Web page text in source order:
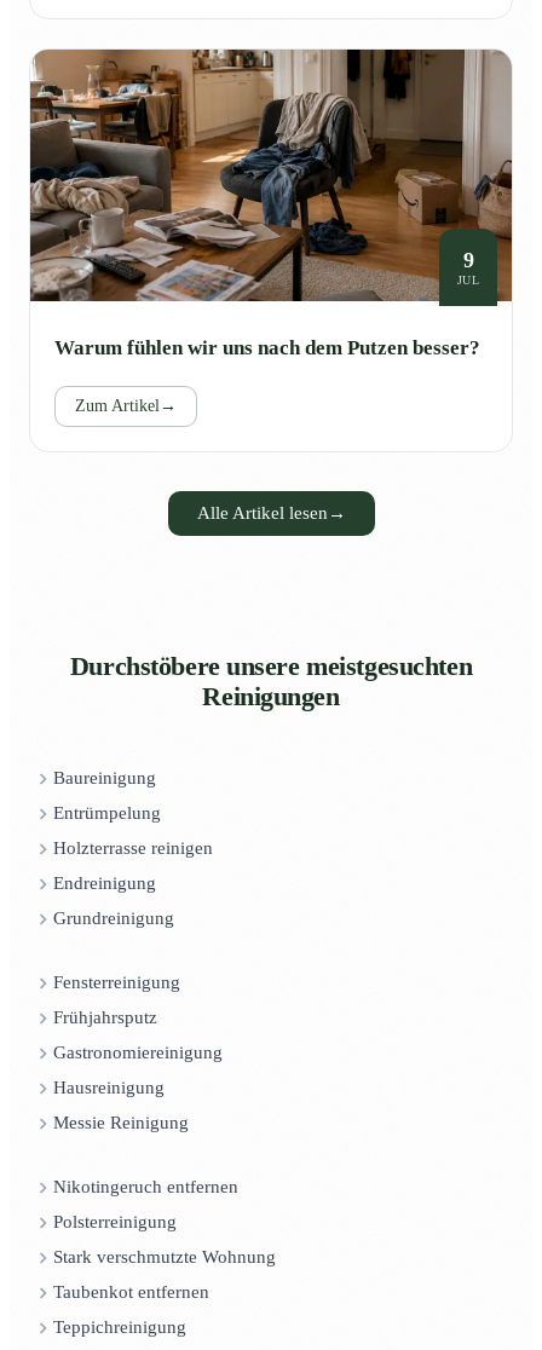
9
JUL
Warum fühlen wir uns nach dem Putzen besser?
Zum Artikel→
Alle Artikel lesen →
Durchstöbere unsere meistgesuchten
Reinigungen
Baureinigung
Entrümpelung
Holzterrasse reinigen
Endreinigung
Grundreinigung
Fensterreinigung
Frühjahrsputz
Gastronomiereinigung
Hausreinigung
Messie Reinigung
Nikotingeruch entfernen
Polsterreinigung
Stark verschmutzte Wohnung
Taubenkot entfernen
Teppichreinigung